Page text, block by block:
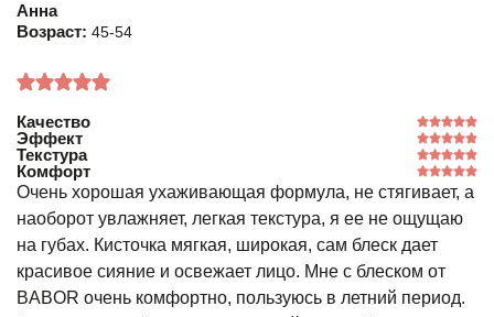
Анна
Возраст: 45-54
Качество
Эффект
Текстура
Комфорт
Очень хорошая ухаживающая формула, не стягивает, а
наоборот увлажняет, легкая текстура, я ее не ощущаю
на губах. Кисточка мягкая, широкая, сам блеск дает
красивое сияние и освежает лицо. Мне с блеском от
BABOR очень комфортно, пользуюсь в летний период.